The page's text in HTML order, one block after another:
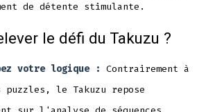
de détente stimulante.
le défi du Takuzu ?
votre logique : Contrairement à
le Takuzu repose